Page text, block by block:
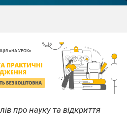
про науку та відкриття